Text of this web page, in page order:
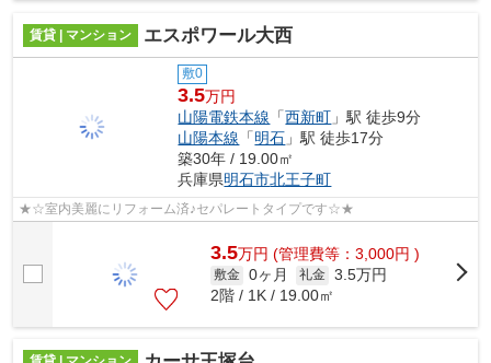
賃貸 | マンション エスポワール大西
敷0
3.5万円
山陽電鉄本線 「西新町 」駅 徒歩9分
山陽本線 「明石 」駅 徒歩17分
築30年 / 19.00㎡
兵庫県明石市北王子町
★☆室内美麗にリフォーム済♪セパレートタイプです☆★
3.5万円 (管理費等：3,000円 )
敷金 0ヶ月 礼金 3.5万円
2階 / 1K / 19.00㎡